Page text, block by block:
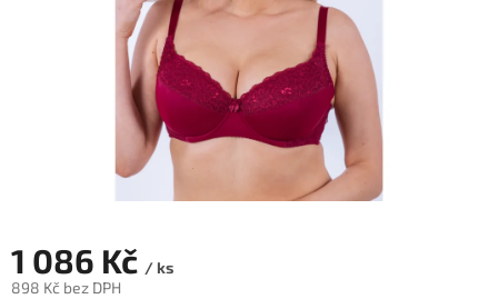
1 086 Kč / ks
898 Kč bez DPH